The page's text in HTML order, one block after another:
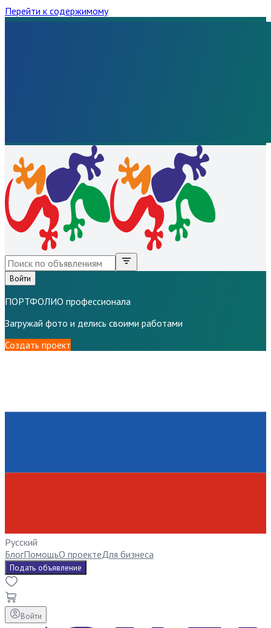
Перейти к содержимому
Войти
ПОРТФОЛИО профессионала
Загружай фото и делись своими работами
Создать проект
Русский
БлогПомощьО проектеДля бизнеса
Подать объявление
Войти